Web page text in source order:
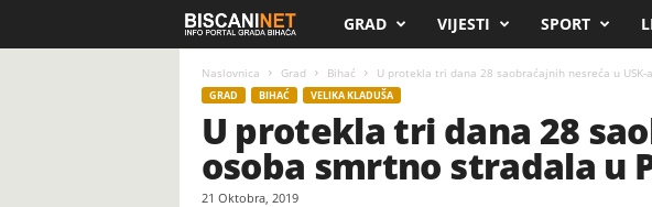
i
c
GRAD VIJESTI SPORT
Naslovnica Grad Bihać U protekla tri dana 28 saobraćajnih nesreća u USK-
GRAD BIHAĆ VELIKA KLADUŠA
U protekla tri dana 28
osoba smrtno stradala u
21 Oktobra, 2019